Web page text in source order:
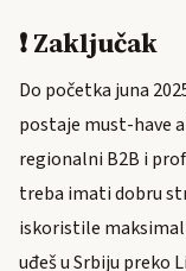
❗ Zaključak
Do početka juna
postaje must-have
regionalni B2B i
treba imati dobru
iskoristile
uđeš u Srbiju preko